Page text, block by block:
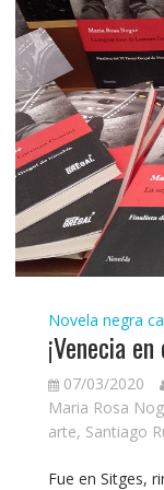
Novela negra
¡Venecia
07/03/2020
Maria Rosa
arte, Santiago
Fue en Sitges,